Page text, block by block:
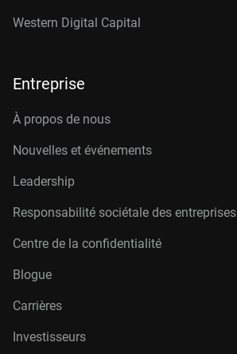
Western Digital Capital
Entreprise
À propos de nous
Nouvelles et événements
Leadership
Responsabilité sociétale des entreprises
Centre de la confidentialité
Blogue
Carrières
Investisseurs